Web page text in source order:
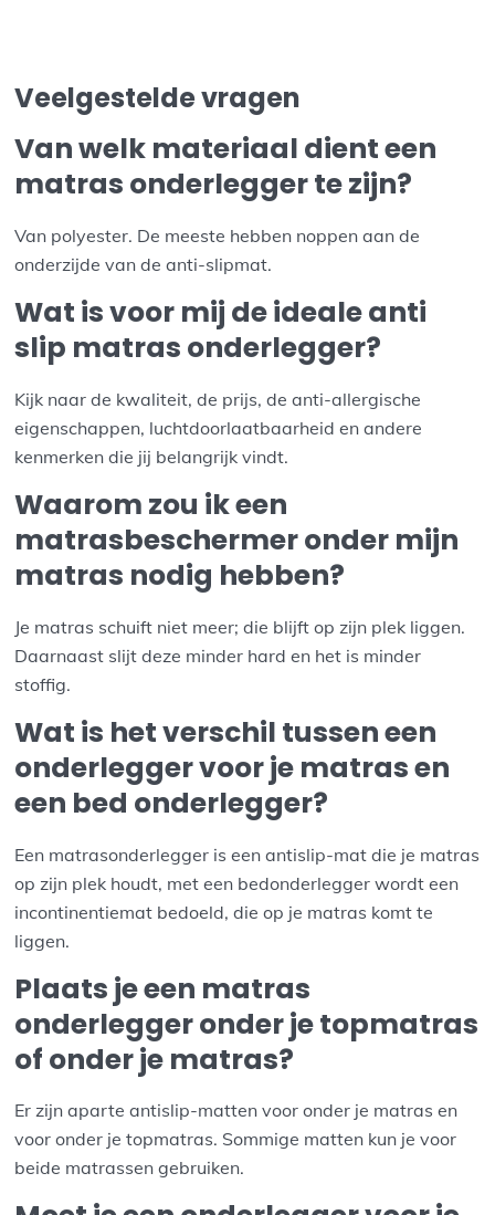
Veelgestelde vragen
Van welk materiaal dient een
matras onderlegger te zijn?
Van polyester. De meeste hebben noppen aan de
onderzijde van de anti-slipmat.
Wat is voor mij de ideale anti
slip matras onderlegger?
Kijk naar de kwaliteit, de prijs, de anti-allergische
eigenschappen, luchtdoorlaatbaarheid en andere
kenmerken die jij belangrijk vindt.
Waarom zou ik een
matrasbeschermer onder mijn
matras nodig hebben?
Je matras schuift niet meer; die blijft op zijn plek liggen.
Daarnaast slijt deze minder hard en het is minder
stoffig.
Wat is het verschil tussen een
onderlegger voor je matras en
een bed onderlegger?
Een matrasonderlegger is een antislip-mat die je matras
op zijn plek houdt, met een bedonderlegger wordt een
incontinentiemat bedoeld, die op je matras komt te
liggen.
Plaats je een matras
onderlegger onder je topmatras
of onder je matras?
Er zijn aparte antislip-matten voor onder je matras en
voor onder je topmatras. Sommige matten kun je voor
beide matrassen gebruiken.